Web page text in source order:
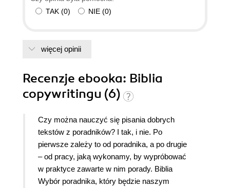
sprzedażowe i praca nad nimi. Praca to jest
TAK (0) NIE (0)
więcej opinii
Recenzje ebooka: Biblia
copywritingu (6)
Czy można nauczyć się pisania dobrych
tekstów z poradników? I tak, i nie. Po
pierwsze zależy to od poradnika, a po drugie
– od pracy, jaką wykonamy, by wypróbować
w praktyce zawarte w nim porady. Biblia
Wybór poradnika, który będzie naszym